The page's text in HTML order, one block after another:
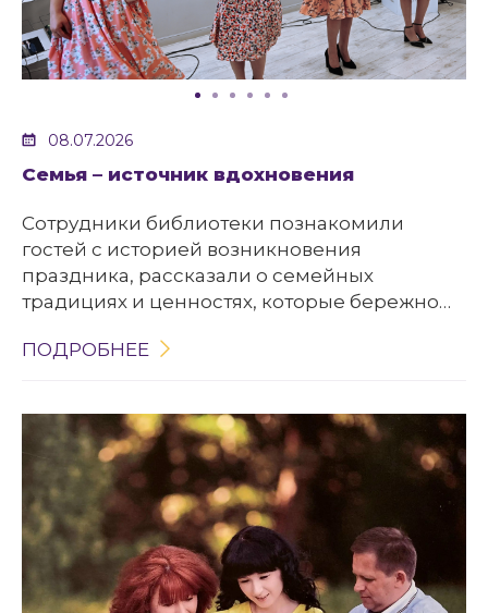
08.07.2026
Семья – источник вдохновения
Сотрудники библиотеки познакомили
гостей с историей возникновения
праздника, рассказали о семейных
традициях и ценностях, которые бережно
также о важности взаимопонимания и
ПОДРОБНЕЕ